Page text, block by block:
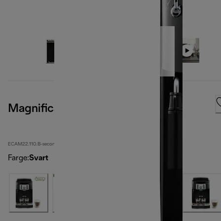
Magnifica S
ECAM22.110.B-second
Farge:Svart